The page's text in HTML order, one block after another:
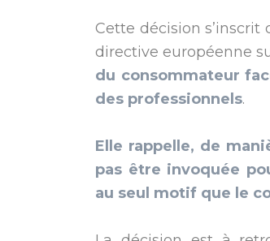
Cette décision
directive européenne
du consommateur
des professionnels.
Elle rappelle, de
pas être invoquée
au seul motif que le